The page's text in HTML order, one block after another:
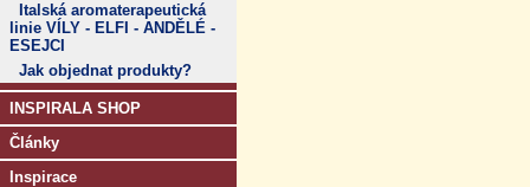
Italská aromaterapeutická
linie VÍLY - ELFI - ANDĚLÉ -
ESEJCI
Jak objednat produkty?
INSPIRALA SHOP
Články
Inspirace